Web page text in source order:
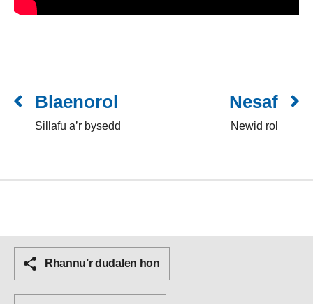
Blaenorol
Sillafu a’r bysedd
Nesaf
Newid rol
Rhannu’r dudalen hon